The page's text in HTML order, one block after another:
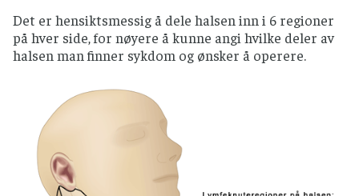
Det er hensiktsmessig å dele halsen inn i 6 regioner
på hver side, for nøyere å kunne angi hvilke deler av
halsen man finner sykdom og ønsker å operere.